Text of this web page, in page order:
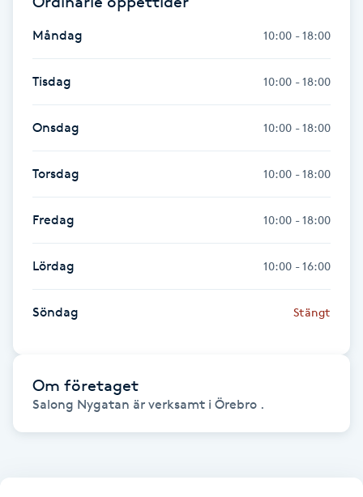
Gua Sha-massage
Måndag 10:00 - 18:00
Tisdag 10:00 - 18:00
Onsdag 10:00 - 18:00
Torsdag 10:00 - 18:00
Fredag 10:00 - 18:00
Lördag 10:00 - 16:00
Söndag Stängt
Om företaget
Salong Nygatan är verksamt i Örebro .